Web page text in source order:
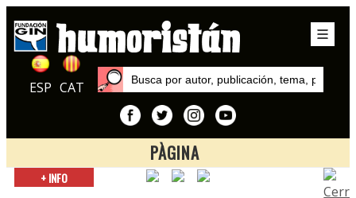
ESP CAT
PÀGINA
Inicio
+ INFO